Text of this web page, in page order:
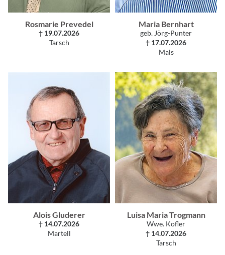
Rosmarie Prevedel
† 19.07.2026
Tarsch
Maria Bernhart
geb. Jörg-Punter
† 17.07.2026
Mals
Alois Gluderer
† 14.07.2026
Martell
Luisa Maria Trogmann
Wwe. Kofler
† 14.07.2026
Tarsch